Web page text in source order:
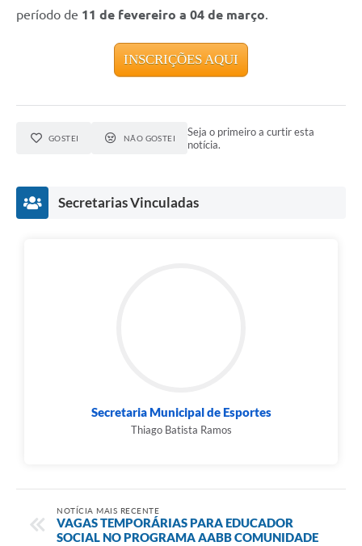
período de 11 de fevereiro a 04 de março.
INSCRIÇÕES AQUI
GOSTEI NÃO GOSTEI
Seja o primeiro a curtir esta
notícia.
Secretarias Vinculadas
Secretaria Municipal de Esportes
Thiago Batista Ramos
NOTÍCIA MAIS RECENTE
VAGAS TEMPORÁRIAS PARA EDUCADOR
SOCIAL NO PROGRAMA AABB COMUNIDADE